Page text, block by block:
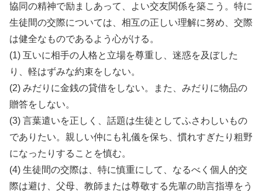
協同の精神で励ましあって、よい交友関係を築こう。特に
生徒間の交際については、相互の正しい理解に努め、交際
は健全なものであるよう心がける。
(1) 互いに相手の人格と立場を尊重し、迷惑を及ぼした
り、軽はずみな約束をしない。
(2) みだりに金銭の貸借をしない。また、みだりに物品の
贈答をしない。
(3) 言葉遣いを正しく、話題は生徒としてふさわしいもの
でありたい。親しい仲にも礼儀を保ち、慣れすぎたり粗野
になったりすることを慎む。
(4) 生徒間の交際は、特に慎重にして、なるべく個人的交
際は避け、父母、教師または尊敬する先輩の助言指導をう